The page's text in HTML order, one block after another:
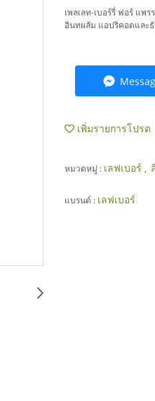
เพลเลท-เบอร์รี่ ฟอร์ แ
อินทผลัม แอปริคอตและ
เพิ่มรายการโปรด
หมวดหมู่ : เลฟเบอร์ ,
แบรนด์ : เลฟเบอร์